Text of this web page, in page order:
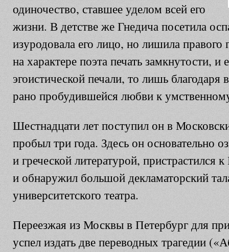
одиночество, ставшее уделом всей его
жизни. В детстве же Гнедича посетила
изуродовала его лицо, но лишила правого
на характере поэта печать замкнутости, и
эгоистической печали, то лишь
рано пробудившейся любви к
Шестнадцати лет поступил он в
пробыл три года. Здесь он основательно
и греческой литературой,
и обнаружил большой декламаторский
университетского театра.
Переезжая из Москвы в Петербург для
успел издать две переводных трагедии